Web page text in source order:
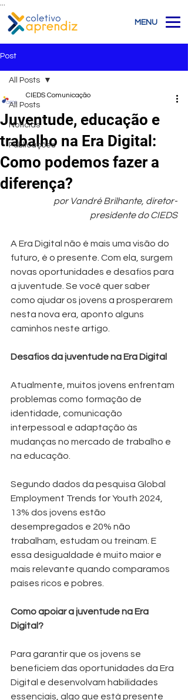
MENU
Post
All Posts
Notícias
Publicações
All Posts
Juventude, educação e
trabalho na Era Digital:
Como podemos fazer a
diferença?
CIEDS Comunicação
por Vandré Brilhante, diretor-
presidente do CIEDS
A Era Digital não é mais uma visão do
futuro, é o presente. Com ela, surgem
novas oportunidades e desafios para
a juventude. Se você quer saber
como ajudar os jovens a prosperarem
nesta nova era, aponto alguns
caminhos neste artigo.
Desafios da juventude na Era Digital
Atualmente, muitos jovens enfrentam
problemas como formação de
identidade, comunicação
interpessoal e adaptação às
mudanças no mercado de trabalho e
na educação.
Segundo dados da pesquisa Global
Employment Trends for Youth 2024,
13% dos jovens estão
desempregados e 20% não
trabalham, estudam ou treinam. E
essa desigualdade é muito maior e
mais relevante quando comparamos
países ricos e pobres.
Como apoiar a juventude na Era
Digital?
Para garantir que os jovens se
beneficiem das oportunidades da Era
Digital e desenvolvam habilidades
essenciais, algo que está presente